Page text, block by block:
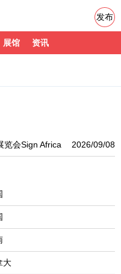
展馆 资讯
发布
2026/09/08
览会Sign Africa
大